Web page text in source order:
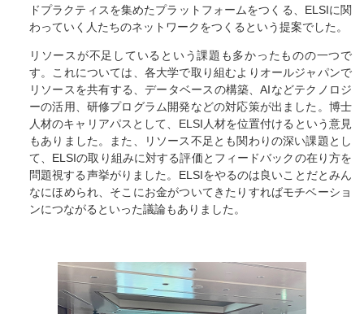
ドプラクティスを集めたプラットフォームをつくる、ELSIに関
わっていく人たちのネットワークをつくるという提案でした。
リソースが不足しているという課題も多かったものの一つで
す。これについては、各大学で取り組むよりオールジャパンで
リソースを共有する、データベースの構築、AIなどテクノロジ
ーの活用、研修プログラム開発などの対応策が出ました。博士
人材のキャリアパスとして、ELSI人材を位置付けるという意見
もありました。また、リソース不足とも関わりの深い課題とし
て、ELSIの取り組みに対する評価とフィードバックの在り方を
問題視する声挙がりました。ELSIをやるのは良いことだとみん
なにほめられ、そこにお金がついてきたりすればモチベーショ
ンにつながるといった議論もありました。